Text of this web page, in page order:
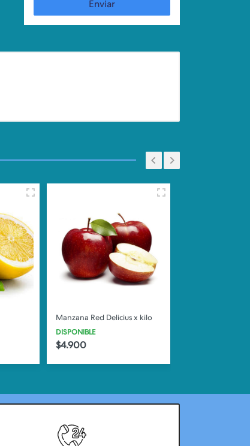
Enviar
Manzana Red Delicius x kilo
DISPONIBLE
$4.900